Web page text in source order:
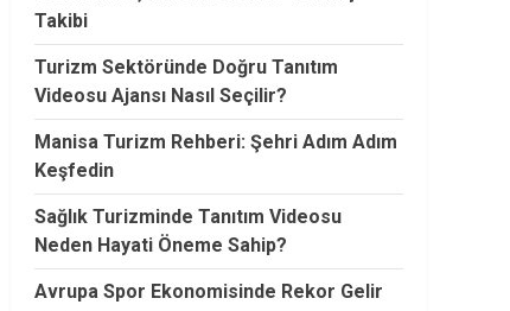
Takibi
Turizm Sektöründe Doğru Tanıtım
Videosu Ajansı Nasıl Seçilir?
Manisa Turizm Rehberi: Şehri Adım Adım
Keşfedin
Sağlık Turizminde Tanıtım Videosu
Neden Hayati Öneme Sahip?
Avrupa Spor Ekonomisinde Rekor Gelir